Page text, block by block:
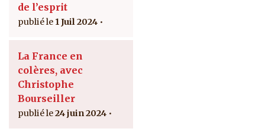
de l’esprit
1 Juil 2024
La France en
colères, avec
Christophe
Bourseiller
24 juin 2024